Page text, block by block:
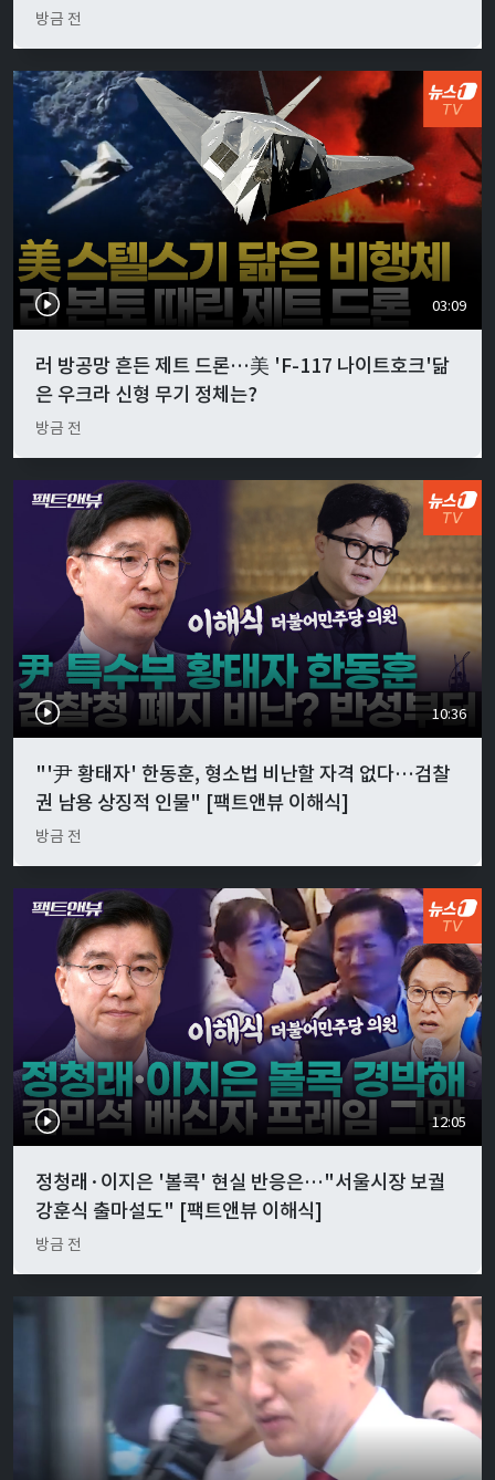
방금 전
03:09
러 방공망 흔든 제트 드론…美 'F-117 나이트호크'닮
은 우크라 신형 무기 정체는?
방금 전
10:36
"'尹 황태자' 한동훈, 형소법 비난할 자격 없다…검찰
권 남용 상징적 인물" [팩트앤뷰 이해식]
방금 전
12:05
정청래·이지은 '볼콕' 현실 반응은…"서울시장 보궐
강훈식 출마설도" [팩트앤뷰 이해식]
방금 전